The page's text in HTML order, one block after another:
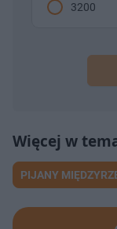
3200
PIJANY